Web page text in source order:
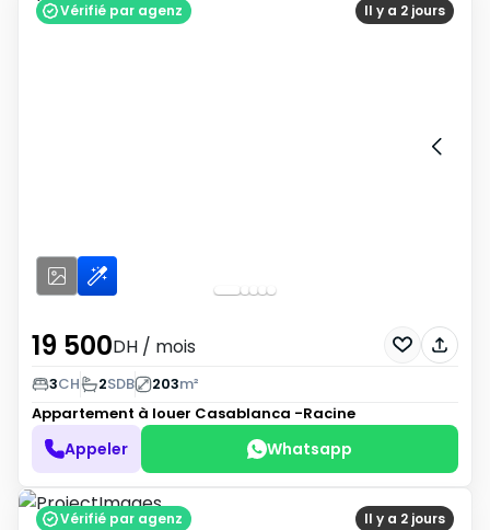
Il y a 2 jours
Vérifié par agenz
19 500DH / mois
3CH 2SDB 203m²
Appartement à louer Casablanca -Racine
Appeler Whatsapp
Il y a 2 jours
Vérifié par agenz